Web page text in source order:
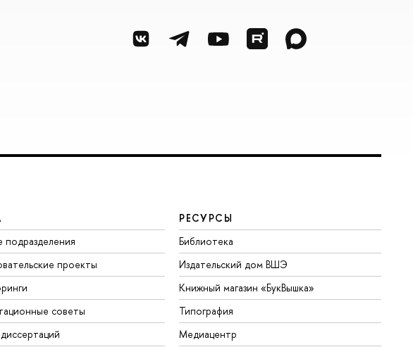
подразделения
проекты
советы
РЕСУРСЫ
Библиотека
Издательский дом ВШЭ
Книжный магазин «БукВышка»
Типография
Медиацентр